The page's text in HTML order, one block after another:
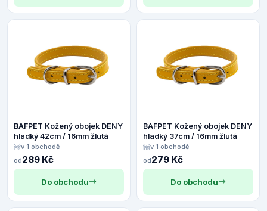
BAFPET Kožený obojek DENY
hladký 42cm / 16mm žlutá
v 1 obchodě
od289 Kč
Do obchodu
BAFPET Kožený obojek DENY
hladký 37cm / 16mm žlutá
v 1 obchodě
od279 Kč
Do obchodu